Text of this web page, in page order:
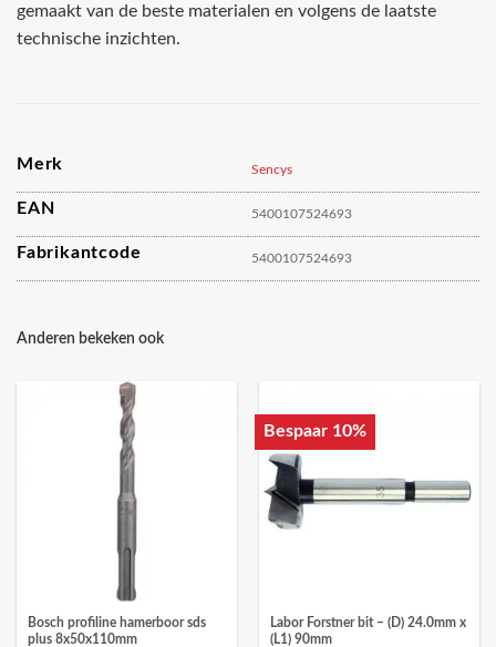
gemaakt van de beste materialen en volgens de laatste
technische inzichten.
Merk Sencys
EAN 5400107524693
Fabrikantcode 5400107524693
Anderen bekeken ook
Bosch profiline hamerboor sds
plus 8x50x110mm
Bespaar 10%
Labor Forstner bit – (D) 24.0mm x
(L1) 90mm